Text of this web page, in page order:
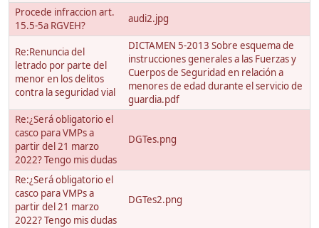
Procede infraccion art.
15.5-5a RGVEH?
audi2.jpg
Re:Renuncia del
letrado por parte del
menor en los delitos
contra la seguridad vial
DICTAMEN 5-2013 Sobre esquema de
instrucciones generales a las Fuerzas y
Cuerpos de Seguridad en relación a
menores de edad durante el servicio de
guardia.pdf
Re:¿Será obligatorio el
casco para VMPs a
partir del 21 marzo
2022? Tengo mis dudas
DGTes.png
Re:¿Será obligatorio el
casco para VMPs a
partir del 21 marzo
2022? Tengo mis dudas
DGTes2.png